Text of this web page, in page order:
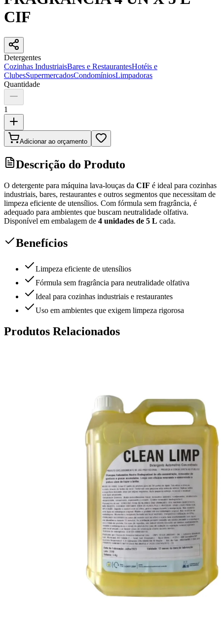
CIF
Detergentes
Cozinhas IndustriaisBares e RestaurantesHotéis e
ClubesSupermercadosCondomíniosLimpadoras
Quantidade
1
Adicionar ao orçamento
Descrição do Produto
O detergente para máquina lava-louças da CIF é ideal para cozinhas
industriais, bares, restaurantes e outros segmentos que necessitam de
limpeza eficiente de utensílios. Com fórmula sem fragrância, é
adequado para ambientes que buscam neutralidade olfativa.
Disponível em embalagem de 4 unidades de 5 L cada.
Benefícios
Limpeza eficiente de utensílios
Fórmula sem fragrância para neutralidade olfativa
Ideal para cozinhas industriais e restaurantes
Uso em ambientes que exigem limpeza rigorosa
Produtos Relacionados